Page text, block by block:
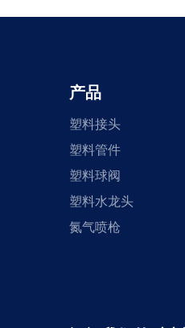
产品
塑料接头
塑料管件
塑料球阀
塑料水龙头
氮气喷枪